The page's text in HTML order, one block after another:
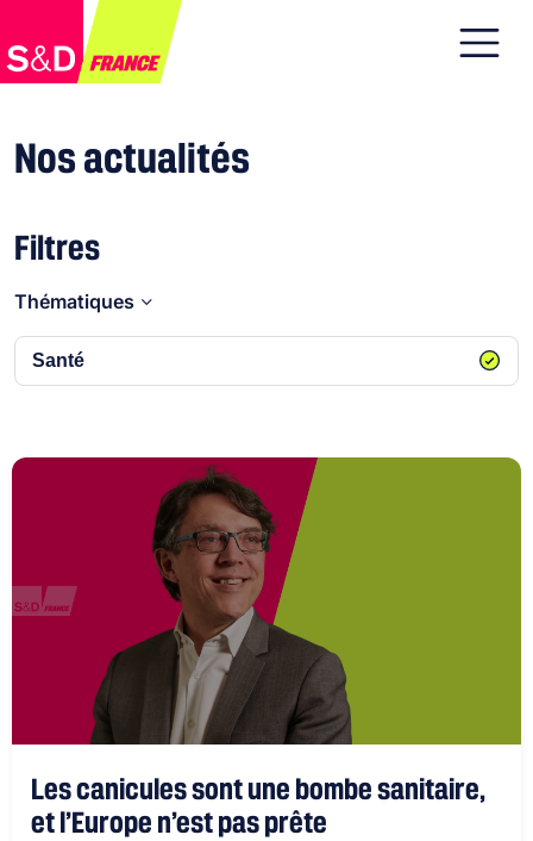
Nos actualités
Filtres
Thématiques
Santé
Les canicules sont une bombe sanitaire,
et l’Europe n’est pas prête